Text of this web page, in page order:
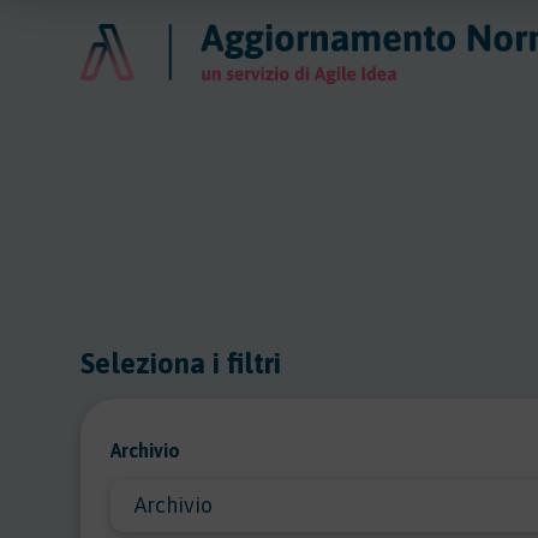
Seleziona i filtri
Archivio
Archivio